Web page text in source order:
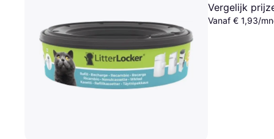
Vergelijk
Vanaf € 1,93/